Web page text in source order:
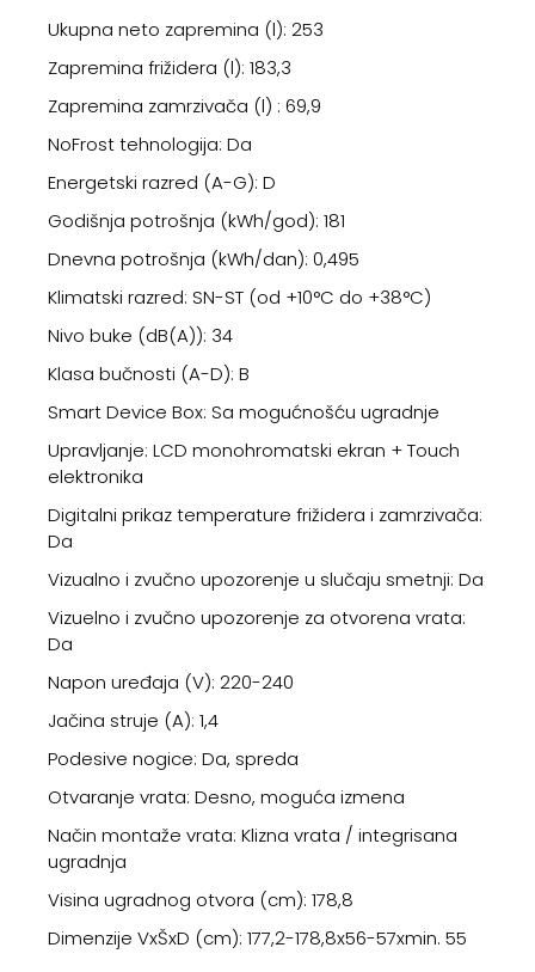
Ukupna neto zapremina (l): 253
Zapremina frižidera (l): 183,3
Zapremina zamrzivača (l) : 69,9
NoFrost tehnologija: Da
Energetski razred (A-G): D
Godišnja potrošnja (kWh/god): 181
Dnevna potrošnja (kWh/dan): 0,495
Klimatski razred: SN-ST (od +10°C do +38°C)
Nivo buke (dB(A)): 34
Klasa bučnosti (A-D): B
Smart Device Box: Sa mogućnošću ugradnje
Upravljanje: LCD monohromatski ekran + Touch
elektronika
Digitalni prikaz temperature frižidera i zamrzivača:
Da
Vizualno i zvučno upozorenje u slučaju smetnji: Da
Vizuelno i zvučno upozorenje za otvorena vrata:
Da
Napon uređaja (V): 220-240
Jačina struje (A): 1,4
Podesive nogice: Da, spreda
Otvaranje vrata: Desno, moguća izmena
Način montaže vrata: Klizna vrata / integrisana
ugradnja
Visina ugradnog otvora (cm): 178,8
Dimenzije VxŠxD (cm): 177,2-178,8x56-57xmin. 55